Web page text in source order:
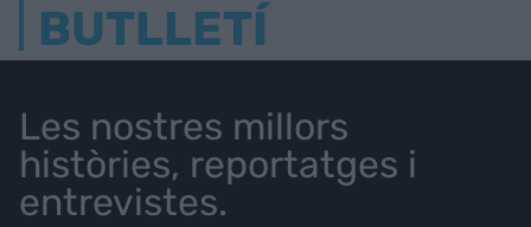
BUTLLETÍ
Les nostres millors
històries, reportatges i
entrevistes.